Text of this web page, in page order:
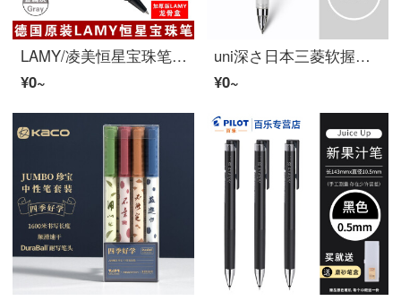
LAMY/凌美恒星宝珠笔AL-star系列签名笔水性波尔潘时尚经典练字金属灰色
¥0~
uni深さ日本三菱软握胶瓶UMN-207 GG按动签名笔uniball学生用文房具水笔0.7 mm軽奢银【超顺滑试験セット】1笔+5本K 6黒芯0.5
¥0~